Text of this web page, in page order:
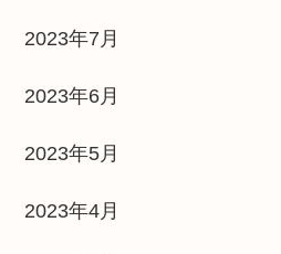
2023年7月
2023年6月
2023年5月
2023年4月